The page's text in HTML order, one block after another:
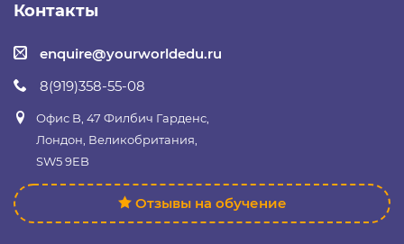
Контакты
enquire@yourworldedu.ru
8(919)358-55-08
Офис B, 47 Филбич Гарденс,
Лондон, Великобритания,
SW5 9EB
Отзывы на обучение